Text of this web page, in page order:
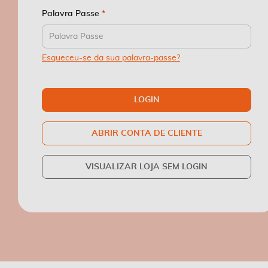
Palavra Passe
Esqueceu-se da sua palavra-passe?
LOGIN
ABRIR CONTA DE CLIENTE
VISUALIZAR LOJA SEM LOGIN